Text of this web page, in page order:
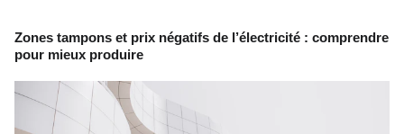
Zones tampons et prix négatifs de l’électricité : comprendre
pour mieux produire